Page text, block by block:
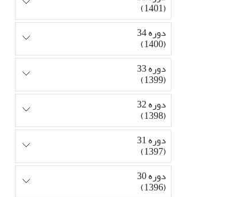
(1401)
دوره 34
(1400)
دوره 33
(1399)
دوره 32
(1398)
دوره 31
(1397)
دوره 30
(1396)